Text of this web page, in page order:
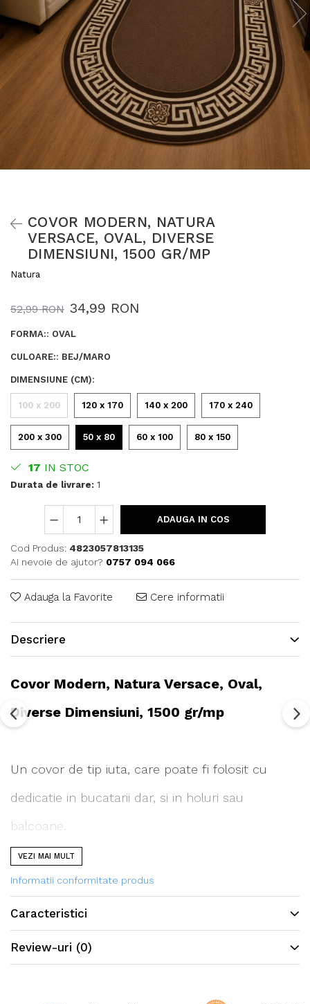
COVOR MODERN, NATURA
VERSACE, OVAL, DIVERSE
DIMENSIUNI, 1500 GR/MP
Natura
52,99 RON 34,99 RON
FORMA:: OVAL
CULOARE:: BEJ/MARO
DIMENSIUNE (CM):
100 x 200 120 x 170 140 x 200 170 x 240
200 x 300 50 x 80 60 x 100 80 x 150
17 IN STOC
Durata de livrare: 1
ADAUGA IN COS
Cod Produs: 4823057813135
Ai nevoie de ajutor? 0757 094 066
Adauga la Favorite Cere informatii
Descriere
Covor Modern, Natura Versace, Oval,
Diverse Dimensiuni, 1500 gr/mp
Un covor de tip iuta, care poate fi folosit cu
dedicatie in bucatarii dar, si in holuri sau
balcoane.
Intretinerea covorului este la indemana tuturor.
Se curata foarte usor cu aspiratorul sau matura.
VEZI MAI MULT
Informatii conformitate produs
Caracteristici
Review-uri (0)